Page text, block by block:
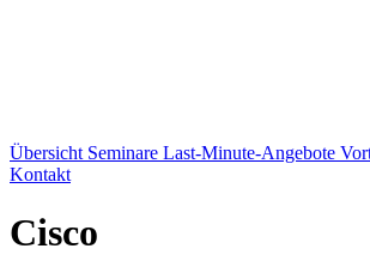
Übersicht Seminare Last-Minute-Angebote
Kontakt
Cisco